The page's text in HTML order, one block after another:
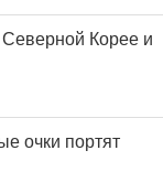
Корее и
очки портят